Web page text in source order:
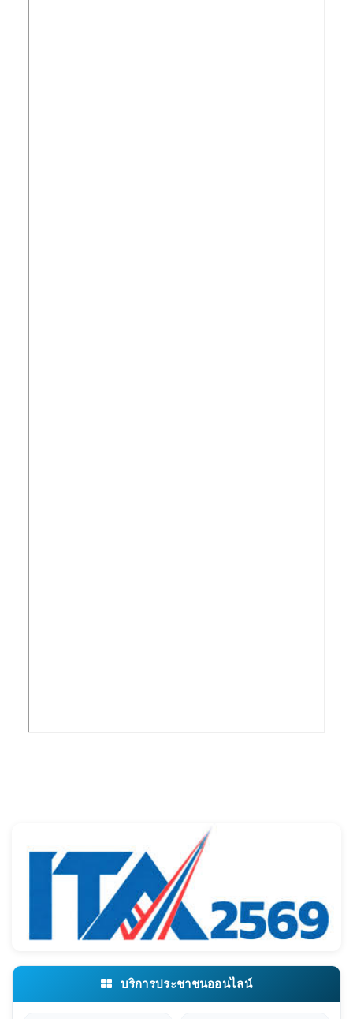
บริการประชาชนออนไลน์